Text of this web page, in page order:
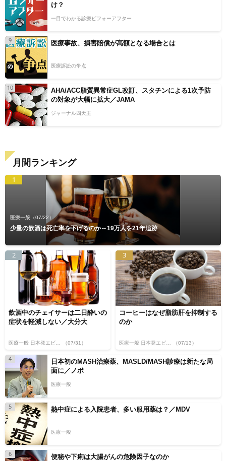
け？
一目でわかる診療ビフォーアフター
9 医療事故、損害賠償が高額となる場合とは
医療訴訟の争点
10
AHA/ACC脂質異常症GL改訂、スタチンによる1次予防
の対象が大幅に拡大／JAMA
ジャーナル四天王
月間ランキング
1
医療一般 （07/22）
少量の飲酒は死亡率を下げるのか～19万人を21年追跡
2
飲酒中のチェイサーは二日酔いの
症状を軽減しない／大分大
医療一般 日本発エビデンス （07/31）
3
コーヒーはなぜ脂肪肝を抑制する
のか
医療一般 日本発エビデンス （07/13）
4
日本初のMASH治療薬、MASLD/MASH診療は新たな局
面に／ノボ
医療一般
5 熱中症による入院患者、多い服用薬は？／MDV
医療一般
6 便秘や下痢は大腸がんの危険因子なのか